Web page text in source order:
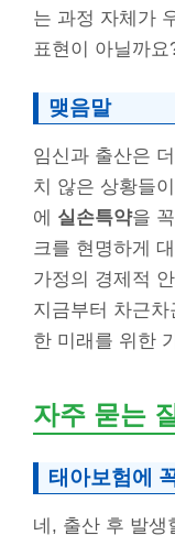
는 과정 자체가
표현이 아닐까요
맺음말
임신과 출산은
치 않은 상황들
에 실손특약을
크를 현명하게
가정의 경제적
지금부터 차근
한 미래를 위한
자주 묻는
태아보험에
네, 출산 후 발생